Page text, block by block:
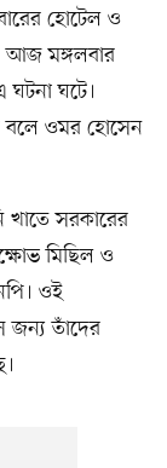
হোটেল ও
আজ মঙ্গলবার
ঘটনা ঘটে।
বলে ওমর হোসেন
খাতে সরকারের
মিছিল ও
ওই
জন্য তাঁদের